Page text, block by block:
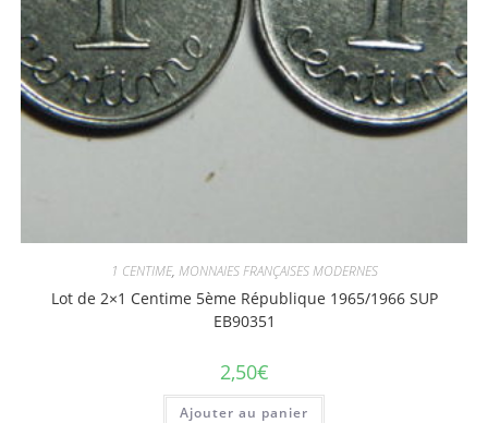
1 CENTIME, MONNAIES FRANÇAISES MODERNES
Lot de 2×1 Centime 5ème République 1965/1966 SUP
EB90351
2,50€
Ajouter au panier